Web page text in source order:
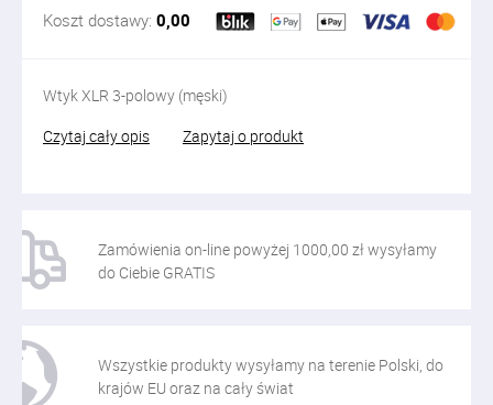
Koszt dostawy: 0,00
Wtyk XLR 3-polowy (męski)
Czytaj cały opis
Zapytaj o produkt
Zamówienia on-line powyżej 1000,00 zł wysyłamy
do Ciebie GRATIS
Wszystkie produkty wysyłamy na terenie Polski, do
krajów EU oraz na cały świat